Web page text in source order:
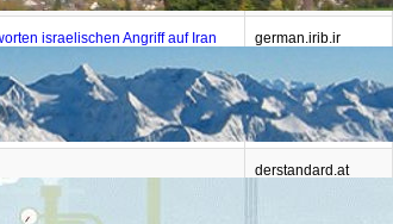
israelischen Angriff auf Iran german.irib.ir
Esel« hinterhertrotten RussiaToday
mit einem nuklearen Winter? Schiller-Institut
derstandard.at
Krieg vor